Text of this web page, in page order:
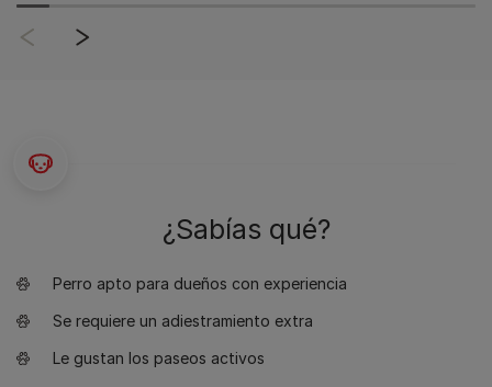
¿Sabías qué?
Perro apto para dueños con experiencia
Se requiere un adiestramiento extra
Le gustan los paseos activos